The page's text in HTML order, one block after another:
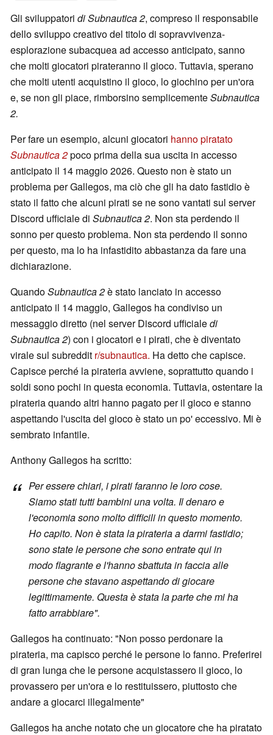
Gli sviluppatori di Subnautica 2, compreso il responsabile
dello sviluppo creativo del titolo di sopravvivenza-
esplorazione subacquea ad accesso anticipato, sanno
che molti giocatori pirateranno il gioco. Tuttavia, sperano
che molti utenti acquistino il gioco, lo giochino per un'ora
e, se non gli piace, rimborsino semplicementeSubnautica
2.
Per fare un esempio, alcuni giocatori hanno piratato
Subnautica 2poco prima della sua uscita in accesso
anticipato il 14 maggio 2026. Questo non è stato un
problema per Gallegos, ma ciò che gli ha dato fastidio è
stato il fatto che alcuni pirati se ne sono vantati sul server
Discord ufficiale di Subnautica 2. Non sta perdendo il
sonno per questo problema. Non sta perdendo il sonno
per questo, ma lo ha infastidito abbastanza da fare una
dichiarazione.
QuandoSubnautica 2è stato lanciato in accesso
anticipato il 14 maggio, Gallegos ha condiviso un
messaggio diretto (nel server Discord ufficialedi
Subnautica 2) con i giocatori e i pirati, che è diventato
virale sul subreddit r/subnautica. Ha detto che capisce.
Capisce perché la pirateria avviene, soprattutto quando i
soldi sono pochi in questa economia. Tuttavia, ostentare la
pirateria quando altri hanno pagato per il gioco e stanno
aspettando l'uscita del gioco è stato un po' eccessivo. Mi è
sembrato infantile.
Anthony Gallegos ha scritto:
Per essere chiari, i pirati faranno le loro cose.
Siamo stati tutti bambini una volta. Il denaro e
l'economia sono molto difficili in questo momento.
Ho capito. Non è stata la pirateria a darmi fastidio;
sono state le persone che sono entrate qui in
modo flagrante e l'hanno sbattuta in faccia alle
persone che stavano aspettando di giocare
legittimamente. Questa è stata la parte che mi ha
fatto arrabbiare".
Gallegos ha continuato: "Non posso perdonare la
pirateria, ma capisco perché le persone lo fanno. Preferirei
di gran lunga che le persone acquistassero il gioco, lo
provassero per un'ora e lo restituissero, piuttosto che
andare a giocarci illegalmente"
Gallegos ha anche notato che un giocatore che ha piratato